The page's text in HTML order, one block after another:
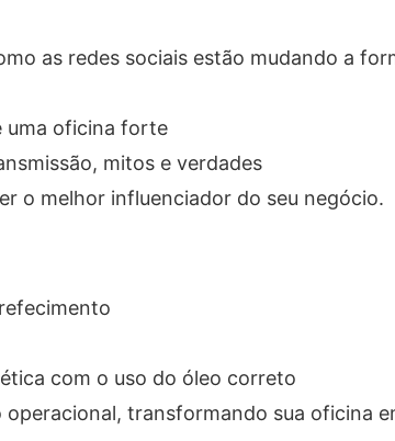
as redes sociais estão mudando a
uma oficina forte
mitos e verdades
o melhor influenciador do seu negócio.
com o uso do óleo correto
transformando sua oficina